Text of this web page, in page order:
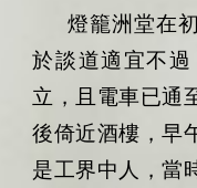
燈籠洲堂在
於談道適宜不
立，且電車已通
後倚近酒樓，早
是工界中人，當